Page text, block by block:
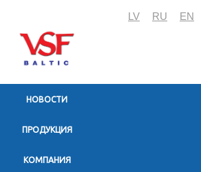
LV RU EN
HОВОСТИ
ПРОДУКЦИЯ
KОМПАНИЯ